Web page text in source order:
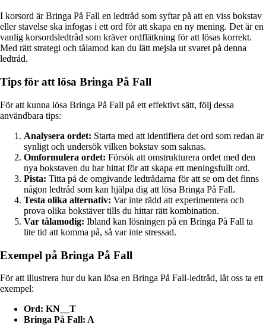
I korsord är Bringa På Fall en ledtråd som syftar på att en viss bokstav
eller stavelse ska infogas i ett ord för att skapa en ny mening. Det är en
vanlig korsordsledtråd som kräver ordflätkning för att lösas korrekt.
Med rätt strategi och tålamod kan du lätt mejsla ut svaret på denna
ledtråd.
Tips för att lösa Bringa På Fall
För att kunna lösa Bringa På Fall på ett effektivt sätt, följ dessa
användbara tips:
Analysera ordet: Starta med att identifiera det ord som redan är
synligt och undersök vilken bokstav som saknas.
Omformulera ordet: Försök att omstrukturera ordet med den
nya bokstaven du har hittat för att skapa ett meningsfullt ord.
Pista: Titta på de omgivande ledtrådarna för att se om det finns
någon ledtråd som kan hjälpa dig att lösa Bringa På Fall.
Testa olika alternativ: Var inte rädd att experimentera och
prova olika bokstäver tills du hittar rätt kombination.
Var tålamodig: Ibland kan lösningen på en Bringa På Fall ta
lite tid att komma på, så var inte stressad.
Exempel på Bringa På Fall
För att illustrera hur du kan lösa en Bringa På Fall-ledtråd, låt oss ta ett
exempel:
Ord: KN__T
Bringa På Fall: A